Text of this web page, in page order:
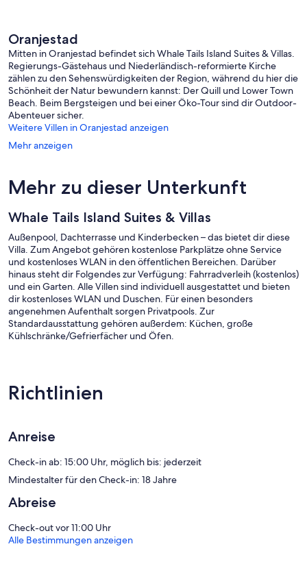
Oranjestad
Mitten in Oranjestad befindet sich Whale Tails Island Suites & Villas.
Regierungs-Gästehaus und Niederländisch-reformierte Kirche
zählen zu den Sehenswürdigkeiten der Region, während du hier die
Schönheit der Natur bewundern kannst: Der Quill und Lower Town
Beach. Beim Bergsteigen und bei einer Öko-Tour sind dir Outdoor-
Abenteuer sicher.
Weitere Villen in Oranjestad anzeigen
Mehr anzeigen
Mehr zu dieser Unterkunft
Whale Tails Island Suites & Villas
Außenpool, Dachterrasse und Kinderbecken – das bietet dir diese
Villa. Zum Angebot gehören kostenlose Parkplätze ohne Service
und kostenloses WLAN in den öffentlichen Bereichen. Darüber
hinaus steht dir Folgendes zur Verfügung: Fahrradverleih (kostenlos)
und ein Garten. Alle Villen sind individuell ausgestattet und bieten
dir kostenloses WLAN und Duschen. Für einen besonders
angenehmen Aufenthalt sorgen Privatpools. Zur
Standardausstattung gehören außerdem: Küchen, große
Kühlschränke/Gefrierfächer und Öfen.
Diese individuell ausgestatteten und eingerichteten Unterkünfte
bieten separate Sitzecken sowie Schreibtische. Diese Villa mit 4
separate Essbereiche gehören. Die Bäder sind wie folgt
ausgestattet: Duschen mit Regenduschen und kostenlose
Toilettenartikel.
Diese Villa in Oranjestad bietet dir einen kostenlosen WLAN-
Zugang. Neben 32-Zoll-LED-Fernseher mit Premium-
Digitalempfang sind die Zimmer mit folgenden Angeboten
Reinigungsservice wird täglich angeboten. Auf Anfrage bekommst
du Bügeleisen/Bügelbretter.
Richtlinien
Anreise
Check-in ab: 15:00 Uhr, möglich bis: jederzeit
Mindestalter für den Check-in: 18 Jahre
Abreise
Check-out vor 11:00 Uhr
Alle Bestimmungen anzeigen